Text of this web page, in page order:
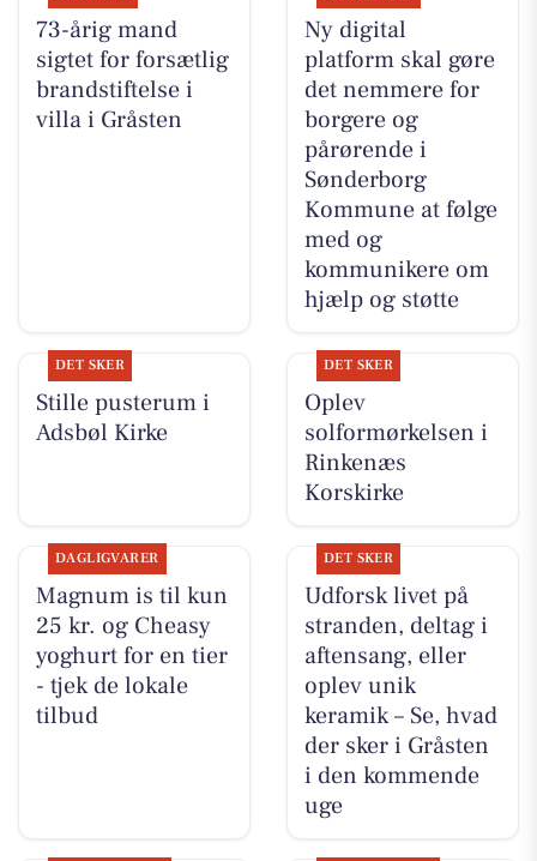
73-årig mand
sigtet for forsætlig
brandstiftelse i
villa i Gråsten
Ny digital
platform skal gøre
det nemmere for
borgere og
pårørende i
Sønderborg
Kommune at følge
med og
kommunikere om
hjælp og støtte
DET SKER
Stille pusterum i
Adsbøl Kirke
DET SKER
Oplev
solformørkelsen i
Rinkenæs
Korskirke
DAGLIGVARER
Magnum is til kun
25 kr. og Cheasy
yoghurt for en tier
- tjek de lokale
tilbud
DET SKER
Udforsk livet på
stranden, deltag i
aftensang, eller
oplev unik
keramik – Se, hvad
der sker i Gråsten
i den kommende
uge